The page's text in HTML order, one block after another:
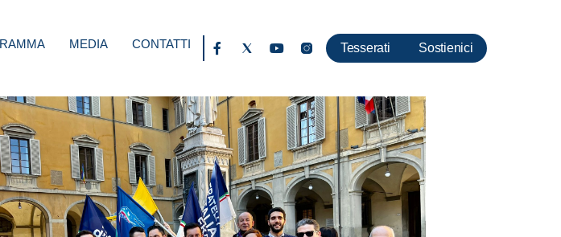
MEDIA CONTATTI Tesserati Sostienici